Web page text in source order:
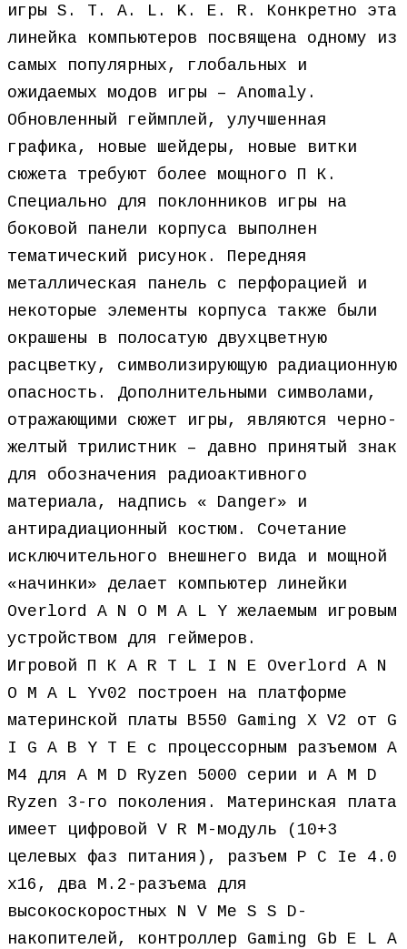
игры S. T. A. L. K. E. R. Конкретно эта
линейка компьютеров посвящена одному из
самых популярных, глобальных и
ожидаемых модов игры – Anomaly.
Обновленный геймплей, улучшенная
графика, новые шейдеры, новые витки
сюжета требуют более мощного П К.
Специально для поклонников игры на
боковой панели корпуса выполнен
тематический рисунок. Передняя
металлическая панель с перфорацией и
некоторые элементы корпуса также были
окрашены в полосатую двухцветную
расцветку, символизирующую радиационную
опасность. Дополнительными символами,
отражающими сюжет игры, являются черно-
желтый трилистник – давно принятый знак
для обозначения радиоактивного
материала, надпись « Danger» и
антирадиационный костюм. Сочетание
исключительного внешнего вида и мощной
«начинки» делает компьютер линейки
Overlord A N O M A L Y желаемым игровым
устройством для геймеров.
Игровой П К A R T L I N E Overlord A N
O M A L Yv02 построен на платформе
материнской платы B550 Gaming X V2 от G
I G A B Y T E с процессорным разъемом A
M4 для A M D Ryzen 5000 серии и A M D
Ryzen 3-го поколения. Материнская плата
имеет цифровой V R M-модуль (10+3
целевых фаз питания), разъем P C Ie 4.0
x16, два M.2-разъема для
высокоскоростных N V Me S S D-
накопителей, контроллер Gaming Gb E L A